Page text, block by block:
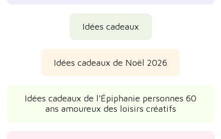
Idées cadeaux
Idées cadeaux de Noël 2026
Idées cadeaux de l'Épiphanie personnes 60
ans amoureux des loisirs créatifs